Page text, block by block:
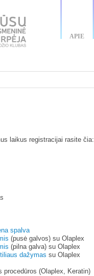
APIE
laikus registracijai rasite čia:
spalva
(pusė galvos) su Olaplex
(pilna galva) su Olaplex
dažymas su Olaplex
procedūros (Olaplex, Keratin)